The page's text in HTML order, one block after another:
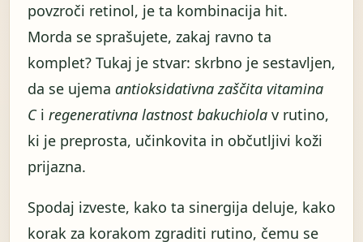
povzroči retinol, je ta kombinacija hit.
Morda se sprašujete, zakaj ravno ta
komplet? Tukaj je stvar: skrbno je sestavljen,
da se ujema antioksidativna zaščita vitamina
Ci regenerativna lastnost bakuchiola v rutino,
ki je preprosta, učinkovita in občutljivi koži
prijazna.
Spodaj izveste, kako ta sinergija deluje, kako
korak za korakom zgraditi rutino, čemu se